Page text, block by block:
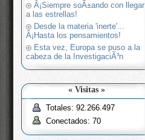
Â¡Siempre soÃ±ando con llegar
a las estrellas!
Desde la materia 'inerte'...
Â¡Hasta los pensamientos!
Esta vez, Europa se puso a la
cabeza de la InvestigaciÃ³n
« Visitas »
Totales: 92.266.497
Conectados: 70